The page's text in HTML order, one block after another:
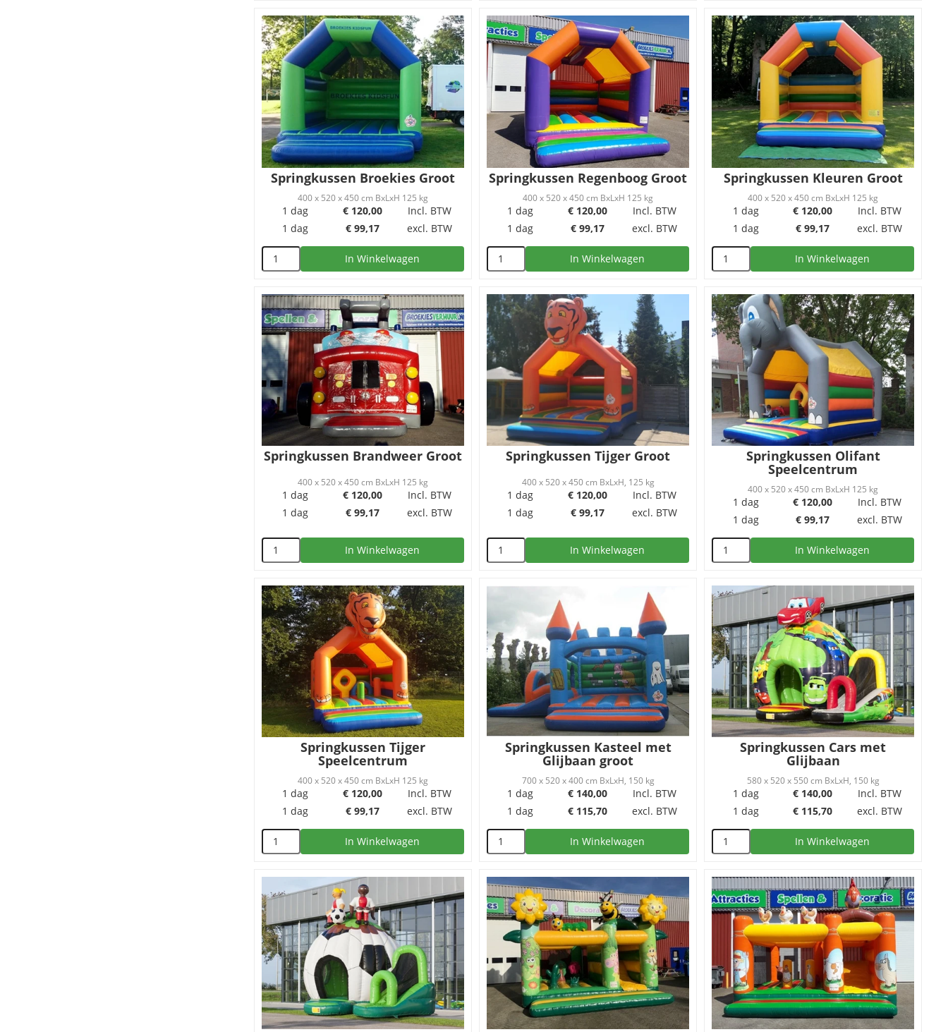
Springkussen Broekies Groot
400 x 520 x 450 cm BxLxH 125 kg
1 dag € 120,00
Incl. BTW
1 dag
€ 99,17 excl. BTW
In Winkelwagen
Springkussen Regenboog Groot
400 x 520 x 450 cm BxLxH 125 kg
1 dag € 120,00
Incl. BTW
1 dag
€ 99,17 excl. BTW
In Winkelwagen
Springkussen Kleuren Groot
400 x 520 x 450 cm BxLxH 125 kg
1 dag € 120,00
Incl. BTW
1 dag
€ 99,17 excl. BTW
In Winkelwagen
Springkussen Brandweer Groot
400 x 520 x 450 cm BxLxH 125 kg
1 dag € 120,00
Incl. BTW
1 dag
€ 99,17 excl. BTW
In Winkelwagen
Springkussen Tijger Groot
400 x 520 x 450 cm BxLxH, 125 kg
1 dag € 120,00
Incl. BTW
1 dag
€ 99,17 excl. BTW
In Winkelwagen
Springkussen Olifant
Speelcentrum
400 x 520 x 450 cm BxLxH 125 kg
1 dag € 120,00
Incl. BTW
1 dag
€ 99,17 excl. BTW
In Winkelwagen
Springkussen Tijger
Speelcentrum
400 x 520 x 450 cm BxLxH 125 kg
1 dag € 120,00
Incl. BTW
1 dag
€ 99,17 excl. BTW
In Winkelwagen
Springkussen Kasteel met
Glijbaan groot
700 x 520 x 400 cm BxLxH, 150 kg
1 dag € 140,00
Incl. BTW
1 dag
€ 115,70 excl. BTW
In Winkelwagen
Springkussen Cars met
Glijbaan
580 x 520 x 550 cm BxLxH, 150 kg
1 dag € 140,00
Incl. BTW
1 dag
€ 115,70 excl. BTW
In Winkelwagen